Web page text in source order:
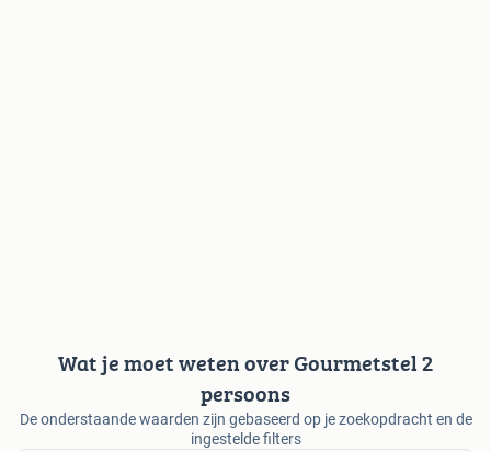
Wat je moet weten over Gourmetstel 2
persoons
De onderstaande waarden zijn gebaseerd op je zoekopdracht en de
ingestelde filters